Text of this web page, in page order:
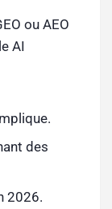
ou AEO
AI
des
2026.